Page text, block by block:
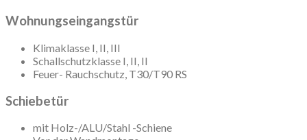
Wohnungseingangstür
Klimaklasse I, II, III
Schallschutzklasse I, II, II
Feuer- Rauchschutz, T30/T90 RS
Schiebetür
mit Holz-/ALU/Stahl -Schiene